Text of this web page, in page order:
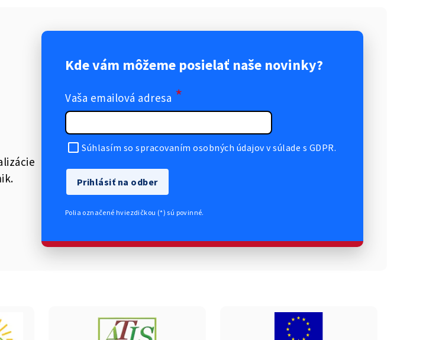
Kde vám môžeme posielať naše novinky?
Vaša emailová adresa *
Súhlasím so spracovaním osobných údajov v súlade s GDPR.
Prihlásiť na odber
Polia označené hviezdičkou (*) sú povinné.